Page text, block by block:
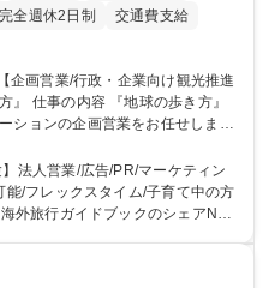
完全週休2日制
交通費支給
方』
ションの企画営業をお任せしま
国内旅行、インバウンド）で地域
■『地球の歩
ランドであり、国内旅行において
いても、業界を牽引する意欲的な
長しております■旅が業務であ
法人営業/広告/PR/マーケティン
/フレックスタイム/子育て中の方
り組むか、共に形を作るコアメン